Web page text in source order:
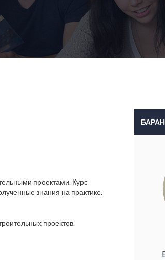
проектами. Курс
знания на практике.
проектов.